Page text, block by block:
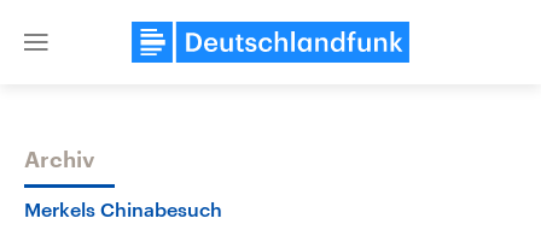
Close
Themen
Archiv
Merkels Chinabesuch